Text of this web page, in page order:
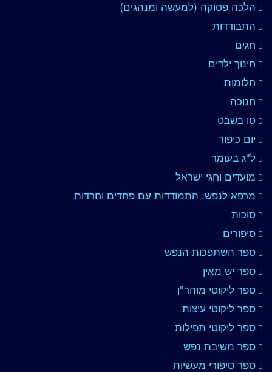
הלכה פסוקה (למעשה ומנהגים)
התבודדות
חגים
חינוך ילדים
חלומות
חנוכה
טו בשבט
יום כיפור
ל"ג בעומר
מועדים וחגי ישראל
מרפא לנפש: התמודדות עם פחדים וחרדות
סוכות
סיפורים
ספר השתפכות הנפש
ספר יש מאין
ספר ליקוטי מוהר"ן
ספר ליקוטי עיצות
ספר ליקוטי תפילות
ספר משיבת נפש
ספר סיפורי מעשיות